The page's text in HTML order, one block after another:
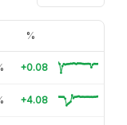
%
+0.08
+4.08